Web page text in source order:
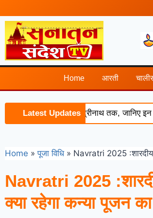
Home आरती
Latest Updates
बद्रीनाथ तक, जानिए इन प्राचीन
Home » पूजा विधि » Navratri 2025 :शारदीय
Navratri 2025
क्या रहेगा कन्या पूजन